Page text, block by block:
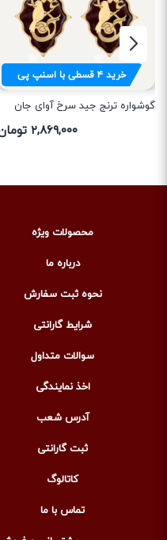
خرید۴قسطی با اسنپ پی
گوشواره ترنج جید سرخ آوای جان
۲,۸۶۹,۰۰۰ تومان
محصولات ویژه
درباره ما
نحوه ثبت سفارش
شرایط گارانتی
سوالات متداول
اخذ نمایندگی
آدرس شعب
ثبت گارانتی
کاتالوگ
تماس با ما